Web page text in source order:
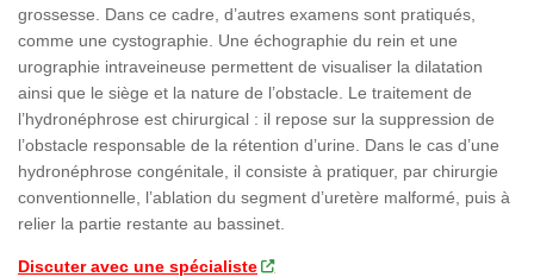
grossesse. Dans ce cadre, d’autres examens sont pratiqués,
comme une cystographie. Une échographie du rein et une
urographie intraveineuse permettent de visualiser la dilatation
ainsi que le siège et la nature de l’obstacle. Le traitement de
l’hydronéphrose est chirurgical : il repose sur la suppression de
l’obstacle responsable de la rétention d’urine. Dans le cas d’une
hydronéphrose congénitale, il consiste à pratiquer, par chirurgie
conventionnelle, l’ablation du segment d’uretère malformé, puis à
relier la partie restante au bassinet.
Discuter avec une spécialiste